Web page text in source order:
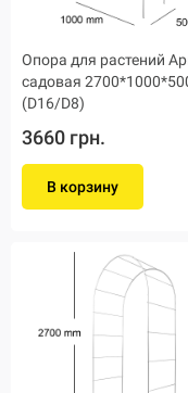
Опора для растений
садовая
(D16/D8)
3660 грн.
В корзину